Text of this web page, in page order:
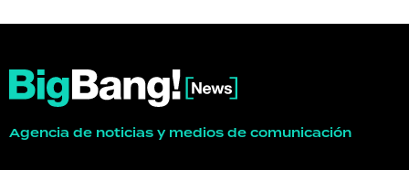
Agencia de noticias y medios de comunicación